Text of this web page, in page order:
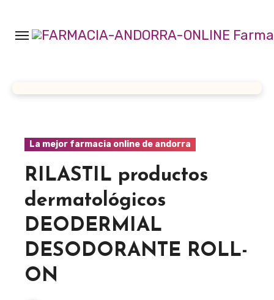
contenido
La mejor farmacia online de andorra
RILASTIL productos
dermatológicos
DEODERMIAL
DESODORANTE ROLL-
ON